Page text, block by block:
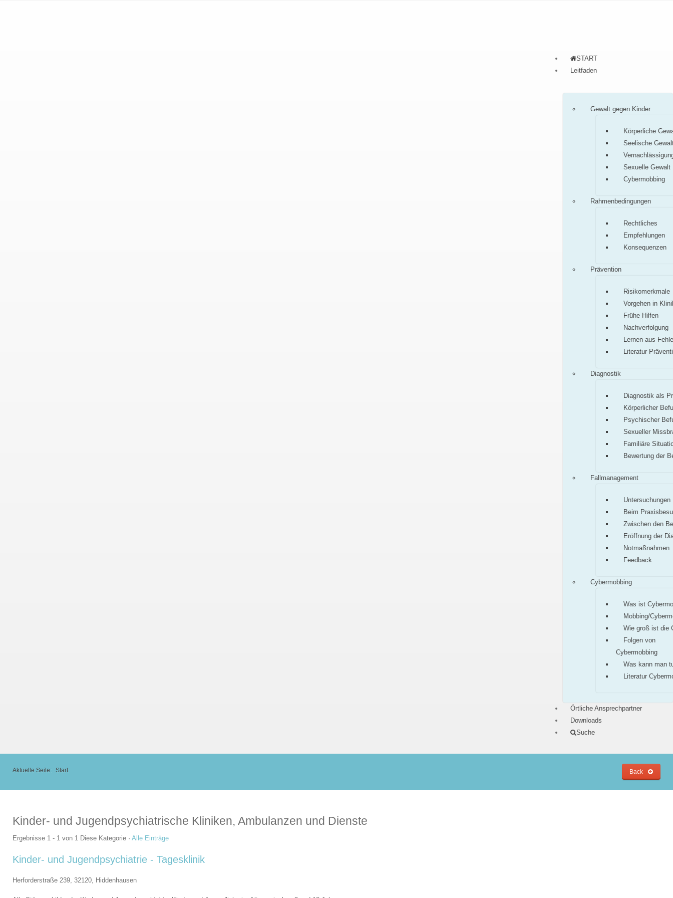
START
Leitfaden
Gewalt gegen Kinder
Körperliche
Seelische
Sexuelle Gewalt
Cybermobbing
Rahmenbedingungen
Rechtliches
Empfehlungen
Konsequenzen
Prävention
Risikomerkmale
Vorgehen in
Frühe Hilfen
Nachverfolgung
Lernen aus
Literatur
Diagnostik
Diagnostik als
Körperlicher
Psychischer
Sexueller
Familiäre
Bewertung der
Fallmanagement
Untersuchungen
Beim
Zwischen den
Eröffnung der
Notmaßnahmen
Feedback
Cybermobbing
Was ist
Mobbing/
Wie groß ist die
Folgen von
Cybermobbing
Was kann man
Literatur
Örtliche Ansprechpartner
Downloads
Suche
Aktuelle Seite: Start Back
Kinder- und Jugendpsychiatrische Kliniken, Ambulanzen und Dienste
Ergebnisse 1 - 1 von 1 Diese Kategorie · Alle Einträge
Kinder- und Jugendpsychiatrie - Tagesklinik
Herforderstraße 239, 32120, Hiddenhausen